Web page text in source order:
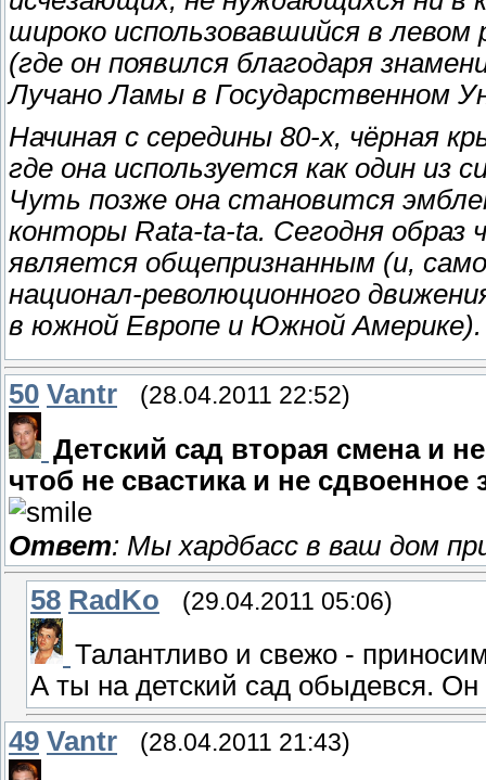
широко использовавшийся в
(где он появился благодаря
Лучано Ламы в Государственном
Начиная с середины 80-х, чёрная
где она используется как один из
Чуть позже она становится
конторы Rata-ta-ta. Сегодня образ
является общепризнанным (и,
национал-революционного
в южной Европе и Южной Америке).
50 Vantr (28.04.2011 22:52)
Детский сад вторая смена и
чтоб не свастика и не
Ответ: Мы хардбасс в ваш дом
58 RadKo (29.04.2011 05:06)
Талантливо и свежо -
А ты на детский сад обыдевся.
49 Vantr (28.04.2011 21:43)